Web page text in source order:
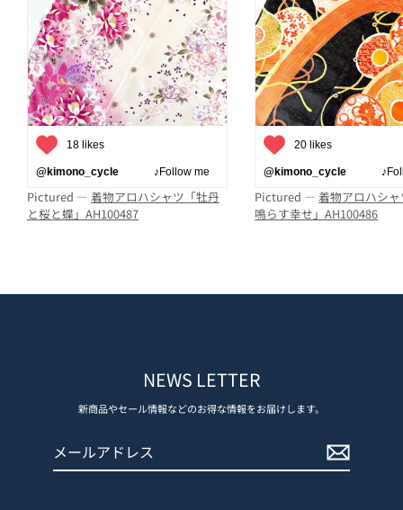
18 likes
@kimono_cycle ♪Follow me
Pictured — 着物アロハシャツ「牡丹
と桜と蝶」AH100487
20 likes
@kimono_cycle
Pictured —着物アロハシ
鳴らす幸せ」AH100486
NEWS LETTER
新商品やセール情報などのお得な情報をお届けします。